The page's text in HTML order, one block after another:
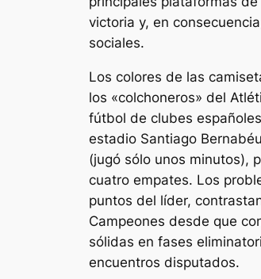
victoria y, en
sociales.
Los colores de las
los «colchoneros» del
fútbol de clubes
estadio Santiago
(jugó sólo unos minutos),
cuatro empates. Los
puntos del líder,
Campeones desde que
sólidas en fases
encuentros disputados.